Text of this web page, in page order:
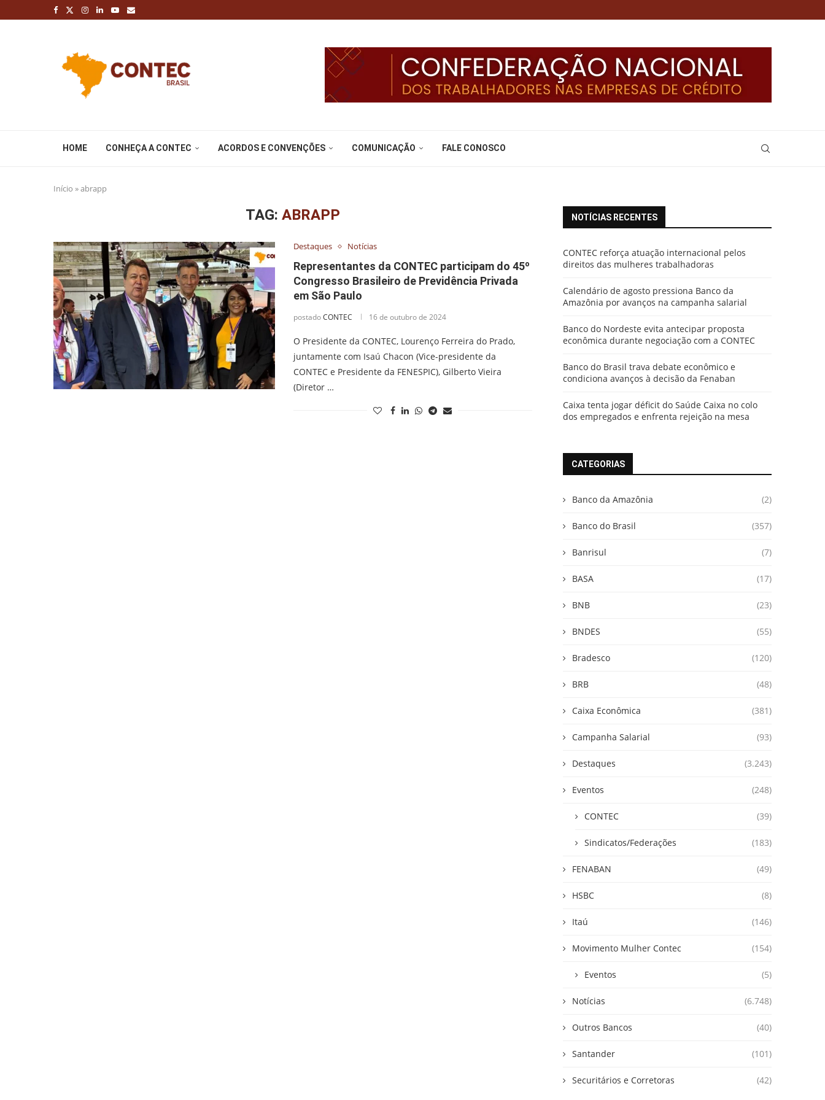
HOME CONHEÇA A CONTEC ACORDOS E CONVENÇÕES COMUNICAÇÃO FALE CONOSCO
Início »abrapp
TAG: ABRAPP
Destaques Notícias
Representantes da CONTEC participam do 45º
Congresso Brasileiro de Previdência Privada
em São Paulo
postadoCONTEC 16 de outubro de 2024
O Presidente da CONTEC, Lourenço Ferreira do Prado,
juntamente com Isaú Chacon (Vice-presidente da
CONTEC e Presidente da FENESPIC), Gilberto Vieira
(Diretor …
NOTÍCIAS RECENTES
CONTEC reforça atuação internacional pelos
direitos das mulheres trabalhadoras
Calendário de agosto pressiona Banco da
Amazônia por avanços na campanha salarial
Banco do Nordeste evita antecipar proposta
econômica durante negociação com a CONTEC
Banco do Brasil trava debate econômico e
condiciona avanços à decisão da Fenaban
Caixa tenta jogar déficit do Saúde Caixa no colo
dos empregados e enfrenta rejeição na mesa
CATEGORIAS
Banco da Amazônia (2)
Banco do Brasil (357)
Banrisul (7)
BASA (17)
BNB (23)
BNDES (55)
Bradesco (120)
BRB (48)
Caixa Econômica (381)
Campanha Salarial (93)
Destaques (3.243)
Eventos (248)
CONTEC (39)
Sindicatos/Federações (183)
FENABAN (49)
HSBC (8)
Itaú (146)
Movimento Mulher Contec (154)
Eventos (5)
Notícias (6.748)
Outros Bancos (40)
Santander (101)
Securitários e Corretoras (42)